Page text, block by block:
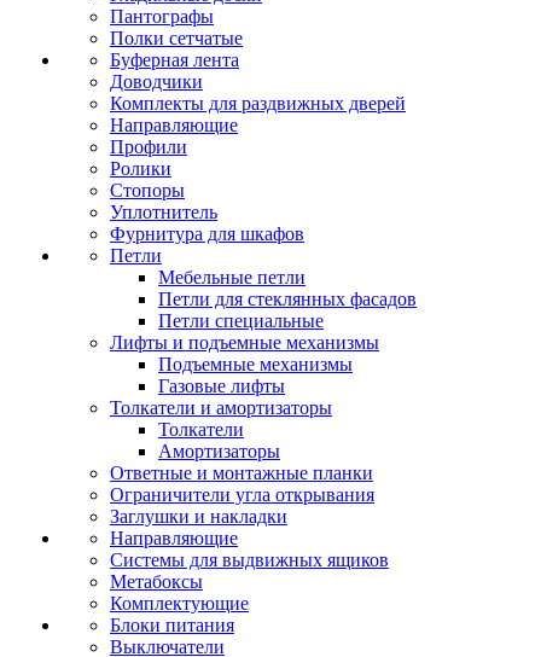
Пантографы
Полки сетчатые
Буферная лента
Доводчики
Комплекты для раздвижных дверей
Направляющие
Профили
Ролики
Стопоры
Уплотнитель
Фурнитура для шкафов
Петли
Мебельные петли
Петли для стеклянных фасадов
Петли специальные
Лифты и подъемные механизмы
Подъемные механизмы
Газовые лифты
Толкатели и амортизаторы
Толкатели
Амортизаторы
Ответные и монтажные планки
Ограничители угла открывания
Заглушки и накладки
Направляющие
Системы для выдвижных ящиков
Метабоксы
Комплектующие
Блоки питания
Выключатели